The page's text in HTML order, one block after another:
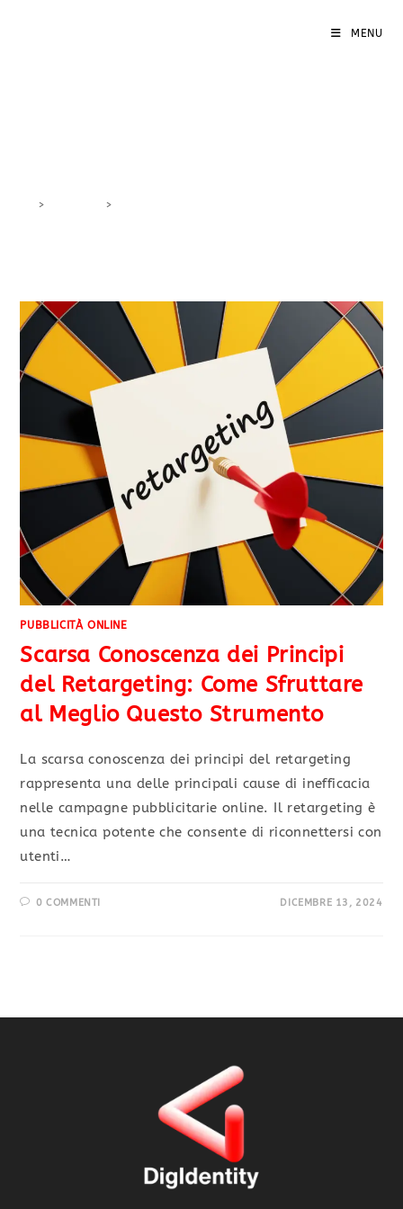
MENU
> >
PUBBLICITÀ ONLINE
Scarsa Conoscenza dei Principi
del Retargeting: Come Sfruttare
al Meglio Questo Strumento
La scarsa conoscenza dei principi del retargeting
rappresenta una delle principali cause di inefficacia
nelle campagne pubblicitarie online. Il retargeting è
una tecnica potente che consente di riconnettersi con
utenti…
0 COMMENTI DICEMBRE 13, 2024